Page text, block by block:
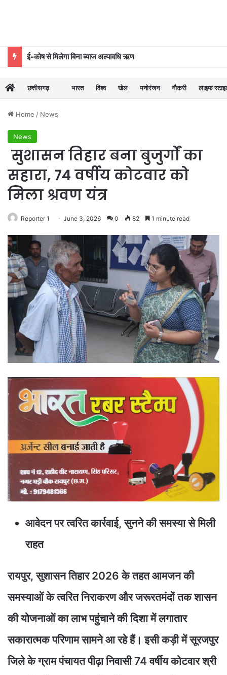
ई-कोष से मिलेगा बिना ब्याज अल्पावधि ऋण
छत्तीसगढ़ भारत विश्व खेल मनोरंजन नौकरी लाइफ
Home / News
News
सुशासन तिहार बना बुजुर्गों का
सहारा, 74 वर्षीय कोटवार को
मिला श्रवण यंत्र
Reporter 1 June 3, 2026 0 82 1 minute read
आवेदन पर त्वरित कार्रवाई, सुनने की समस्या से मिली
राहत
रायपुर, सुशासन तिहार 2026 के तहत आमजन की
समस्याओं के त्वरित निराकरण और जरूरतमंदों तक शासन
की योजनाओं का लाभ पहुंचाने की दिशा में लगातार
सकारात्मक परिणाम सामने आ रहे हैं। इसी कड़ी में सूरजपुर
जिले के ग्राम पंचायत पीढ़ा निवासी 74 वर्षीय कोटवार श्री